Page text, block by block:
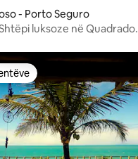
- Porto Seguro
luksoze në Quadrado.
të klientëve